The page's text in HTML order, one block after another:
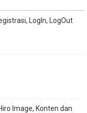
LogIn, LogOut
Image, Konten dan